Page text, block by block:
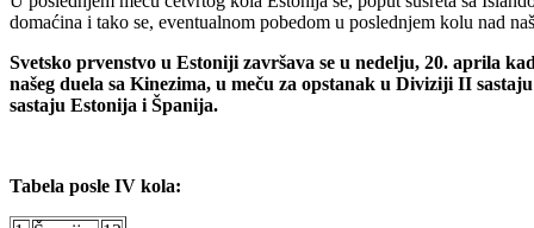
domaćina i tako se, eventualnom pobedom u poslednjem kolu nad
Svetsko prvenstvo u Estoniji završava se u nedelju, 20. aprila
našeg duela sa Kinezima, u meču za opstanak u Diviziji II
sastaju Estonija i Španija.
Tabela posle IV kola: